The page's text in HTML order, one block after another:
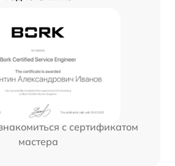
с сертификатом
мастера